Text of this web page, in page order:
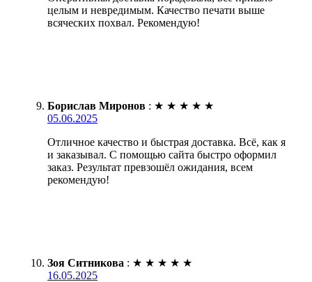
целым и невредимым. Качество печати выше
всяческих похвал. Рекомендую!
Борислав Миронов : ★ ★ ★ ★ ★
05.06.2025
Отличное качество и быстрая доставка. Всё, как я
и заказывал. С помощью сайта быстро оформил
заказ. Результат превзошёл ожидания, всем
рекомендую!
Зоя Ситникова : ★ ★ ★ ★ ★
16.05.2025